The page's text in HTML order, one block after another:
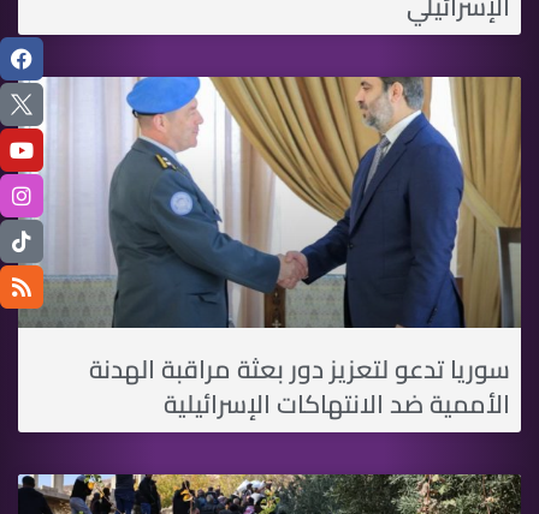
سوريا تدعو لتعزيز دور بعثة مراقبة الهدنة
الأممية ضد الانتهاكات الإسرائيلية